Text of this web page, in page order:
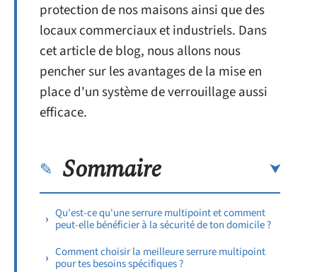
protection de nos maisons ainsi que des
locaux commerciaux et industriels. Dans
cet article de blog, nous allons nous
pencher sur les avantages de la mise en
place d'un système de verrouillage aussi
efficace.
Sommaire
Qu'est-ce qu'une serrure multipoint et comment
peut-elle bénéficier à la sécurité de ton domicile ?
Comment choisir la meilleure serrure multipoint
pour tes besoins spécifiques ?